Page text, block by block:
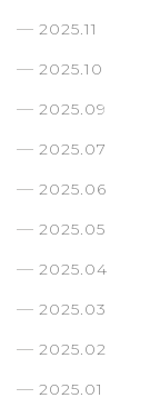
2025.11
2025.10
2025.09
2025.07
2025.06
2025.05
2025.04
2025.03
2025.02
2025.01